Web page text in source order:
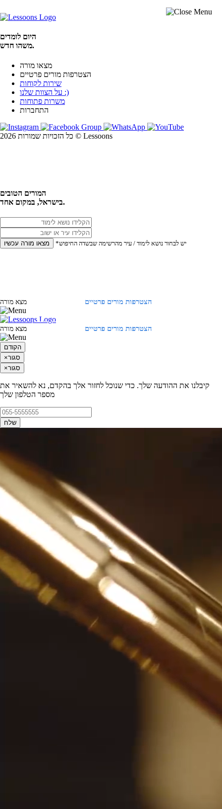
היום לומדים
משהו חדש.
מצאו מורה
הצטרפות מורים פרטיים
שירות לקוחות
על הצוות שלנו :)
משרות פתוחות
התחברות
כל הזכויות שמורות 2026 © Lessoons
המורים הטובים
בישראל, במקום אחד.
מצאו מורה עכשיו *יש לבחור נושא לימוד / עיר מהרשימה שבשדה החיפוש
הצטרפות מורים פרטיים מצא מורה
הצטרפות מורים פרטיים מצא מורה
הקודם
×סגור
×סגור
קיבלנו את ההודעה שלך. כדי שנוכל לחזור אלך בהקדם, נא להשאיר את
מספר הטלפון שלך
שלח